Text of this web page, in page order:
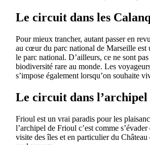
Le circuit dans les
Pour mieux trancher, autant passer en
au cœur du parc national de Marseille est
le parc national. D’ailleurs, ce ne sont
biodiversité rare au monde. Les
s’impose également lorsqu’on souhaite
Le circuit dans
Frioul est un vrai paradis pour les
l’archipel de Frioul c’est comme
visite des îles et en particulier du